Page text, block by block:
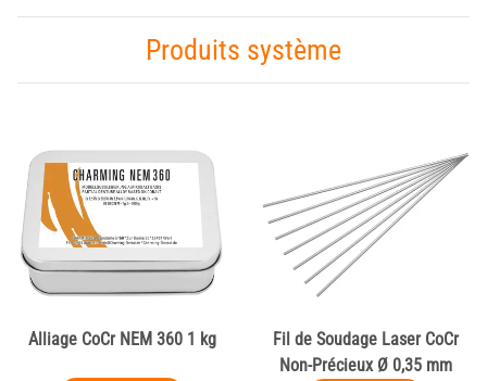
Produits système
Alliage CoCr NEM 360 1 kg
Fil de Soudage Laser CoCr
Non-Précieux Ø 0,35 mm